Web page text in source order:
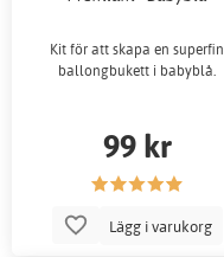
Kit för att skapa en superfin
ballongbukett i babyblå.
99 kr
Lägg i varukorg